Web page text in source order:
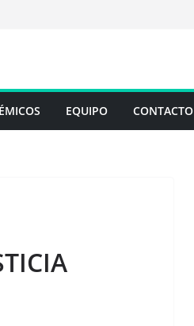
EQUIPO CONTACTO